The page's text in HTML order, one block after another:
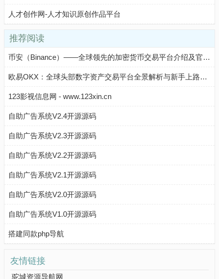
人才创作网-人才知识原创作品平台
推荐阅读
币安（Binance）——全球领先的加密货币交易平台介绍及官方入口
欧易OKX：全球头部数字资产交易平台全景解析与新手上路指南
123影视信息网 - www.123xin.cn
自助广告系统V2.4开源源码
自助广告系统V2.3开源源码
自助广告系统V2.2开源源码
自助广告系统V2.1开源源码
自助广告系统V2.0开源源码
自助广告系统V1.0开源源码
搭建同款php导航
友情链接
驼城资源导航网